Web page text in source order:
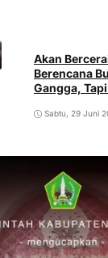
Akan
Berencana
Gangga,
Sabtu, 29 Juni